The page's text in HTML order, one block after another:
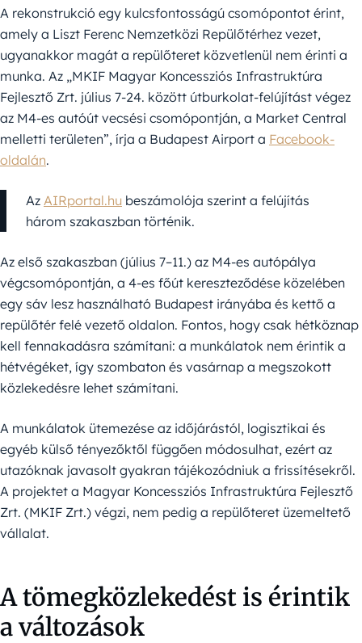
A rekonstrukció egy kulcsfontosságú csomópontot érint,
amely a Liszt Ferenc Nemzetközi Repülőtérhez vezet,
ugyanakkor magát a repülőteret közvetlenül nem érinti a
munka. Az „MKIF Magyar Koncessziós Infrastruktúra
Fejlesztő Zrt. július 7-24. között útburkolat-felújítást végez
az M4-es autóút vecsési csomópontján, a Market Central
melletti területen”, írja a Budapest Airport a Facebook-
oldalán.
Az AIRportal.hu beszámolója szerint a felújítás
három szakaszban történik.
Az első szakaszban (július 7–11.) az M4-es autópálya
végcsomópontján, a 4-es főút kereszteződése közelében
egy sáv lesz használható Budapest irányába és kettő a
repülőtér felé vezető oldalon. Fontos, hogy csak hétköznap
kell fennakadásra számítani: a munkálatok nem érintik a
hétvégéket, így szombaton és vasárnap a megszokott
közlekedésre lehet számítani.
A munkálatok ütemezése az időjárástól, logisztikai és
egyéb külső tényezőktől függően módosulhat, ezért az
utazóknak javasolt gyakran tájékozódniuk a frissítésekről.
A projektet a Magyar Koncessziós Infrastruktúra Fejlesztő
Zrt. (MKIF Zrt.) végzi, nem pedig a repülőteret üzemeltető
vállalat.
A tömegközlekedést is érintik
a változások